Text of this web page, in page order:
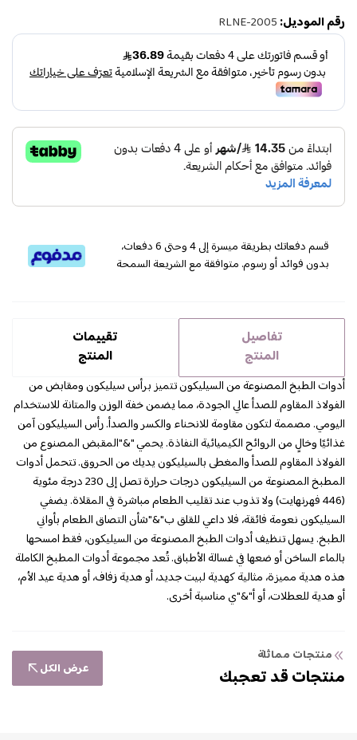
رقم الموديل: RLNE-2005
قسم دفعاتك بطريقة ميسرة إلى 4 وحتى 6 دفعات،
بدون فوائد أو رسوم. متوافقة مع الشريعة السمحة
تفاصيل
المنتج
تقييمات
المنتج
أدوات الطبخ المصنوعة من السيليكون تتميز برأس سيليكون ومقابض من
الفولاذ المقاوم للصدأ عالي الجودة، مما يضمن خفة الوزن والمتانة للاستخدام
اليومي. مصممة لتكون مقاومة للانحناء والكسر والصدأ. رأس السيليكون آمن
غذائيًا وخالٍ من الروائح الكيميائية النفاذة. يحمي "&"المقبض المصنوع من
الفولاذ المقاوم للصدأ والمغطى بالسيليكون يديك من الحروق. تتحمل أدوات
المطبخ المصنوعة من السيليكون درجات حرارة تصل إلى 230 درجة مئوية
(446 فهرنهايت) ولا تذوب عند تقليب الطعام مباشرة في المقلاة. يضفي
السيليكون نعومة فائقة، فلا داعي للقلق ب"&"شأن التصاق الطعام بأواني
الطبخ. يسهل تنظيف أدوات الطبخ المصنوعة من السيليكون، فقط امسحها
بالماء الساخن أو ضعها في غسالة الأطباق. تُعد مجموعة أدوات المطبخ الكاملة
هذه هدية مميزة، مثالية كهدية لبيت جديد، أو هدية زفاف، أو هدية عيد الأم،
أو هدية للعطلات، أو أ"&"ي مناسبة أخرى.
منتجات مماثلة
منتجات قد تعجبك عرض الكل